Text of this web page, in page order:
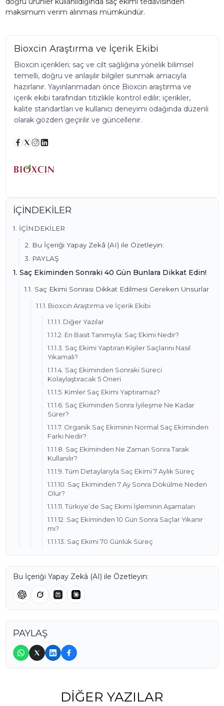
İÇİNDEKİLER
1. İÇİNDEKİLER
2. Bu İçeriği Yapay Zekâ (AI) ile Özetleyin:
3. PAYLAŞ
1. Saç Ekiminden Sonraki 40 Gün Bunlara Dikkat Edin!
1.1. Saç Ekimi Sonrası Dikkat Edilmesi Gereken Unsurlar
1.1.1. Bioxcin Araştırma ve İçerik Ekibi
1.1.1.1. Diğer Yazılar
1.1.1.2. En Basit Tanımıyla: Saç Ekimi Nedir?
1.1.1.3. Saç Ekimi Yaptıran Kişiler Saçlarını Nasıl
Yıkamalı?
1.1.1.4. Saç Ekiminden Sonraki Süreci
Kolaylaştıracak 5 Öneri
1.1.1.5. Kimler Saç Ekimi Yaptıramaz?
1.1.1.6. Saç Ekiminden Sonra İyileşme Ne Kadar
Sürer?
1.1.1.7. Organik Saç Ekiminin Normal Saç Ekiminden
Farkı Nedir?
1.1.1.8. Saç Ekiminden Ne Zaman Sonra Tarak
Kullanılır?
1.1.1.9. Tüm Detaylarıyla Saç Ekimi 7 Aylık Süreç
1.1.1.10. Saç Ekiminden 7 Ay Sonra Dökülme Neden
Olur?
1.1.1.11. Türkiye’de Saç Ekimi İşleminin Aşamaları
1.1.1.12. Saç Ekiminden 10 Gün Sonra Saçlar Yıkanır
mı?
1.1.1.13. Saç Ekimi 70 Günlük Süreç
Bu İçeriği Yapay Zekâ (AI) ile Özetleyin:
PAYLAŞ
maksimum verim alınması mümkündür.
Bioxcin Araştırma ve İçerik Ekibi
Bioxcin içerikleri; saç ve cilt sağlığına yönelik bilimsel
temelli, doğru ve anlaşılır bilgiler sunmak amacıyla
hazırlanır. Yayınlanmadan önce Bioxcin araştırma ve
içerik ekibi tarafından titizlikle kontrol edilir; içerikler,
kalite standartları ve kullanıcı deneyimi odağında düzenli
olarak gözden geçirilir ve güncellenir.
DIĞER YAZILAR